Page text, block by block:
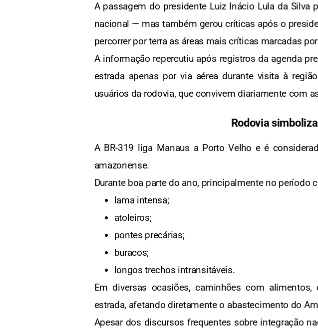
A passagem do presidente Luiz Inácio Lula da
nacional — mas também gerou críticas após o
percorrer por terra as áreas mais críticas marcadas
A informação repercutiu após registros da agenda
estrada apenas por via aérea durante visita à
usuários da rodovia, que convivem diariamente com
Rodovia
A BR-319 liga Manaus a Porto Velho e é
amazonense.
Durante boa parte do ano, principalmente no período
lama intensa;
atoleiros;
pontes precárias;
buracos;
longos trechos intransitáveis.
Em diversas ocasiões, caminhões com
estrada, afetando diretamente o abastecimento do
Apesar dos discursos frequentes sobre integração